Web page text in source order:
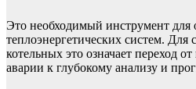
Это необходимый инструмент
теплоэнергетических систем.
котельных это означает переход
аварии к глубокому анализу и